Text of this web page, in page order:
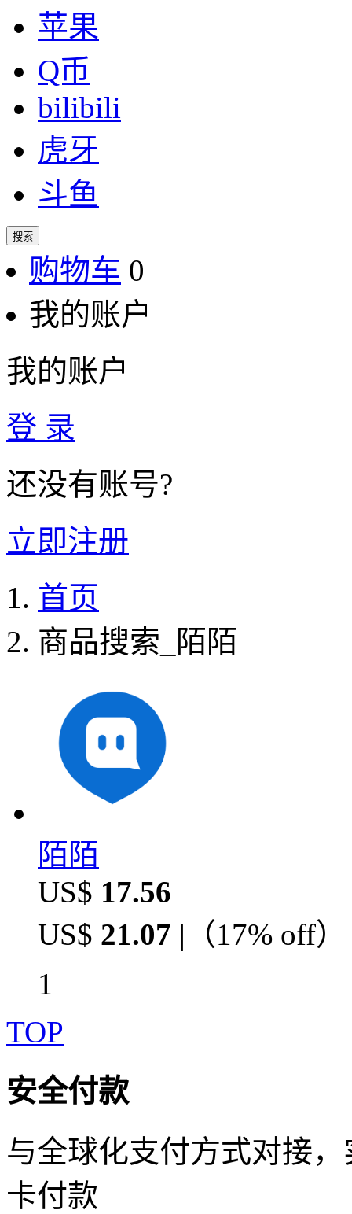
苹果
Q币
bilibili
虎牙
斗鱼
搜索
购物车 0
我的账户
我的账户
登 录
还没有账号?
立即注册
首页
商品搜索_陌陌
陌陌
US$ 17.56
US$ 21.07 |（17% off）
1
TOP
安全付款
与全球化支付方式对接
卡付款